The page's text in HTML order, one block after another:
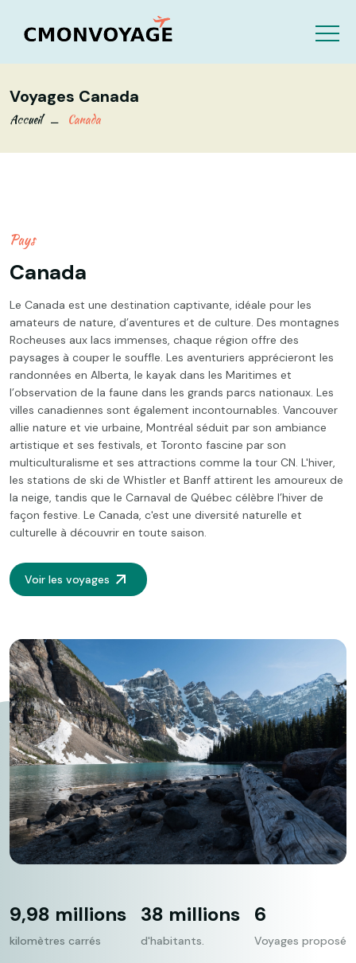
Voyages Canada
Accueil Canada
Pays
Canada
Le Canada est une destination captivante, idéale pour les
amateurs de nature, d’aventures et de culture. Des montagnes
Rocheuses aux lacs immenses, chaque région offre des
paysages à couper le souffle. Les aventuriers apprécieront les
randonnées en Alberta, le kayak dans les Maritimes et
l’observation de la faune dans les grands parcs nationaux. Les
villes canadiennes sont également incontournables. Vancouver
allie nature et vie urbaine, Montréal séduit par son ambiance
artistique et ses festivals, et Toronto fascine par son
multiculturalisme et ses attractions comme la tour CN. L'hiver,
les stations de ski de Whistler et Banff attirent les amoureux de
la neige, tandis que le Carnaval de Québec célèbre l’hiver de
façon festive. Le Canada, c'est une diversité naturelle et
culturelle à découvrir en toute saison.
Voir les voyages
9,98 millions
kilomètres carrés
38 millions
d'habitants.
6
Voyages proposé